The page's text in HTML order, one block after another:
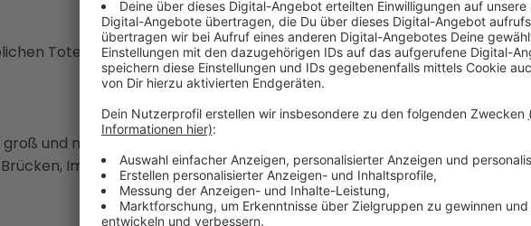
Toten:
groß und normal gebaut, rot lackierte Fußnägel, mehrmals
Implantate) – lt. Odontologin eventuell in Ungarn gefertigt